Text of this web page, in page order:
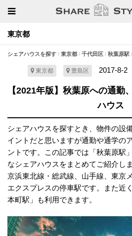
東京都
シェアハウスを探す 東京都 千代田区 秋葉原駅
東京都 豊島区 2017-8-2
【2021年版】秋葉原への通勤
ハウス
シェアハウスを探すとき、物件の設
イントだと思いますが通勤や通学の
ントです。この記事では「秋葉原駅
なシェアハウスをまとめてご紹介し
京浜東北線・総武線、山手線、東京
エクスプレスの停車駅です。また近
本町駅」も利用できます。